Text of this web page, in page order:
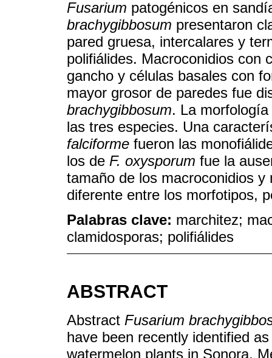
Fusarium patogénicos en
brachygibbosum presentaron
pared gruesa, intercalares y
polifiálides. Macroconidios con
gancho y células basales con
mayor grosor de paredes fue
brachygibbosum. La
las tres especies. Una
falciforme fueron las
los de F. oxysporum fue la
tamaño de los macroconidios
diferente entre los morfotipos,
Palabras clave: marchitez;
clamidosporas; polifiálides
ABSTRACT
Abstract Fusarium
have been recently identified
watermelon plants in Sonora,